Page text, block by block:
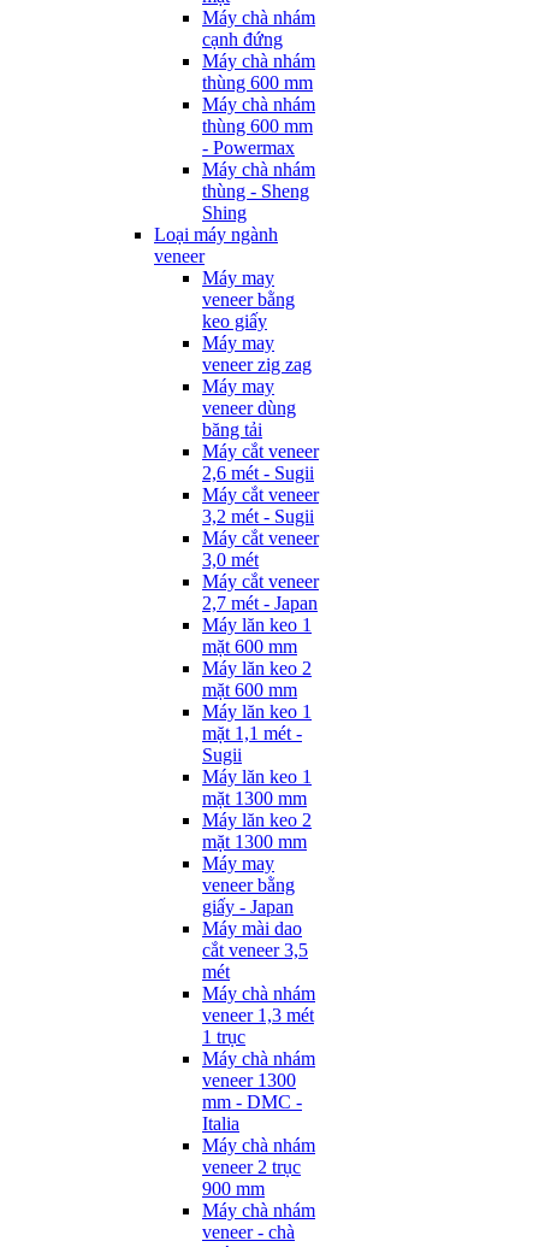
Máy chà nhám
cạnh đứng
Máy chà nhám
thùng 600 mm
Máy chà nhám
thùng 600 mm
- Powermax
Máy chà nhám
thùng - Sheng
Shing
Loại máy ngành
veneer
Máy may
veneer bằng
keo giấy
Máy may
veneer zig zag
Máy may
veneer dùng
băng tải
Máy cắt veneer
2,6 mét - Sugii
Máy cắt veneer
3,2 mét - Sugii
Máy cắt veneer
3,0 mét
Máy cắt veneer
2,7 mét - Japan
Máy lăn keo 1
mặt 600 mm
Máy lăn keo 2
mặt 600 mm
Máy lăn keo 1
mặt 1,1 mét -
Sugii
Máy lăn keo 1
mặt 1300 mm
Máy lăn keo 2
mặt 1300 mm
Máy may
veneer bằng
giấy - Japan
Máy mài dao
cắt veneer 3,5
mét
Máy chà nhám
veneer 1,3 mét
1 trục
Máy chà nhám
veneer 1300
mm - DMC -
Italia
Máy chà nhám
veneer 2 trục
900 mm
Máy chà nhám
veneer - chà